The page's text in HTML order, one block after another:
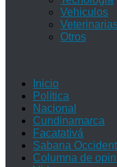
Vehiculos
Otros
Inicio
Política
Nacional
Cundinamarca
Facatativá
Sabana
Columna de